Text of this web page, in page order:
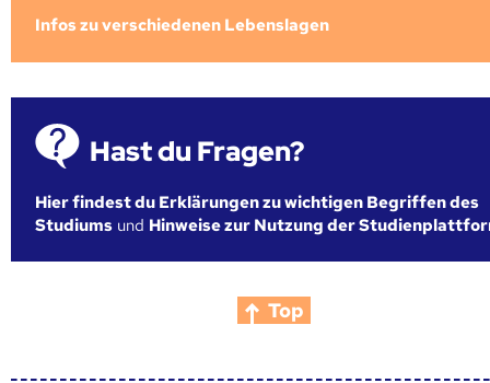
Infos zu verschiedenen Lebenslagen
Hast du Fragen?
Hier findest du Erklärungen zu wichtigen Begriffen des
Studiums und Hinweise zur Nutzung der
Top